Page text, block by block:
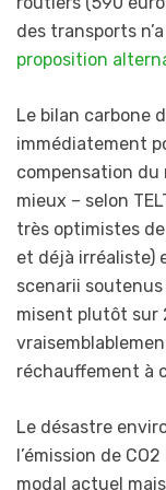
des transports
proposition
Le bilan carbone
immédiatement
compensation
mieux – selon
très optimistes de
et déjà irréaliste)
scenarii soutenus
misent plutôt sur
réchauffement à
Le désastre
l’émission de
modal actuel